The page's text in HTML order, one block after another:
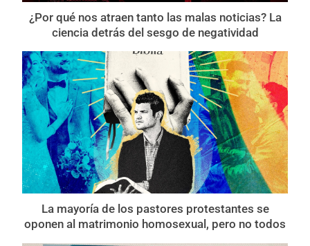
¿Por qué nos atraen tanto las malas noticias? La
ciencia detrás del sesgo de negatividad
La mayoría de los pastores protestantes se
oponen al matrimonio homosexual, pero no todos